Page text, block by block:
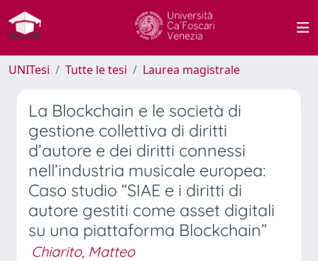
UNITesi Tutte le tesi Laurea magistrale
La Blockchain e le società di
gestione collettiva di diritti
d’autore e dei diritti connessi
nell’industria musicale europea:
Caso studio “SIAE e i diritti di
autore gestiti come asset digitali
su una piattaforma Blockchain”
Chiarito, Matteo